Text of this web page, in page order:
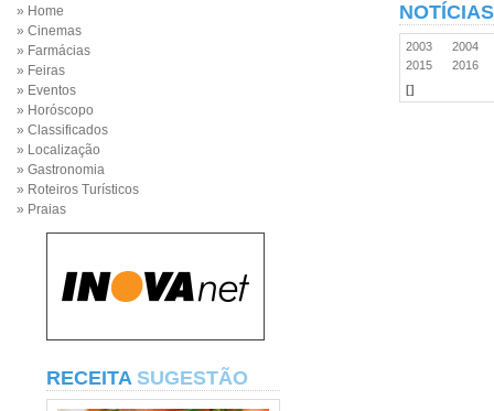
» Home
» Cinemas
» Farmácias
» Feiras
» Eventos
» Horóscopo
» Classificados
» Localização
» Gastronomia
» Roteiros Turísticos
» Praias
RECEITA SUGESTÃO
2003
2004
2015
2016
[]